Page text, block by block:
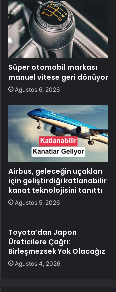
Süper otomobil markası
manuel vitese geri dönüyor
Ağustos 6, 2026
Airbus, geleceğin uçakları
için geliştirdiği katlanabilir
kanat teknolojisini tanıttı
Ağustos 5, 2026
Toyota’dan Japon
Üreticilere Çağrı:
Birleşmezsek Yok Olacağız
Ağustos 4, 2026